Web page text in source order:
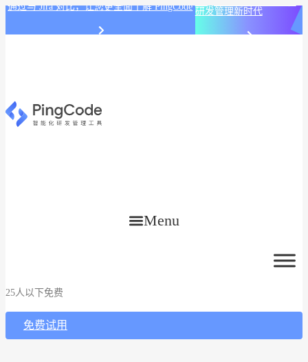
通过与 Jira 对比，让您更全面了解 PingCode 研发管理新时代
Menu
25人以下免费
免费试用